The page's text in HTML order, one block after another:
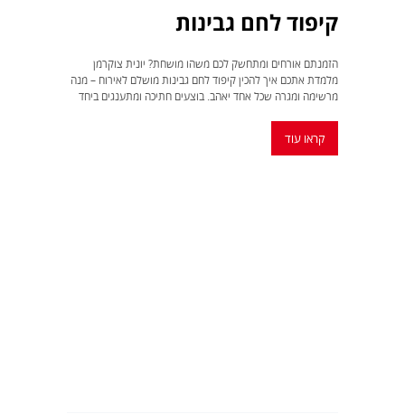
קיפוד לחם גבינות
הזמנתם אורחים ומתחשק לכם משהו מושחת? יונית צוקרמן
מלמדת אתכם איך להכין קיפוד לחם גבינות מושלם לאירוח – מנה
מרשימה ומגרה שכל אחד יאהב. בוצעים חתיכה ומתענגים ביחד
קראו עוד